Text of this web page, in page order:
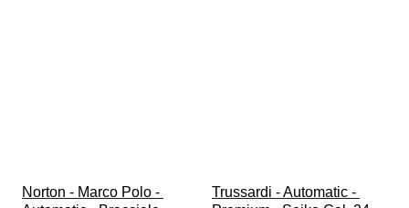
Norton - Marco Polo -
Trussardi - Automatic -